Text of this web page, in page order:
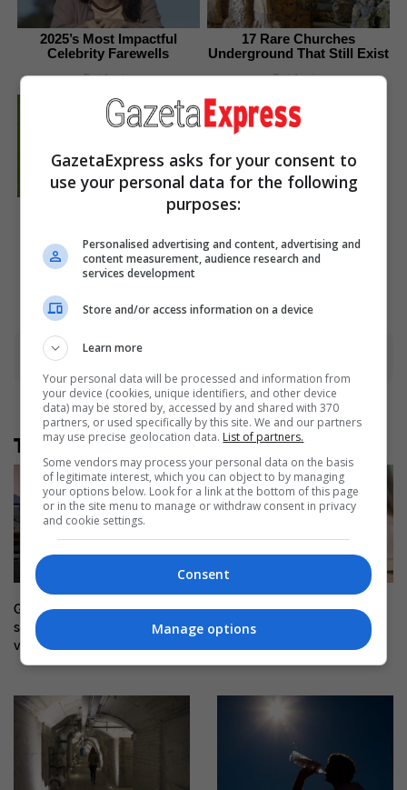
2025’s Most Impactful
Celebrity Farewells
Brainberries
17 Rare Churches
Underground That Still Exist
Brainberries
Think You Know FIFA 2026?
Brainberries
Remember This Kick-Ass
Star? See His Shocking
Brainberries
Të tjera nga rubrika
Gjithçka që dihet për
shpërthimin që dëmtoi një
veturë në Gjilan
43 punonjës në sektorin e
arsimit në Fushë-Kosovë tash
GazetaExpress asks for your consent to
use your personal data for the following
purposes:
Personalised advertising and content, advertising and
content measurement, audience research and
services development
Store and/or access information on a device
Learn more
Your personal data will be processed and information from
your device (cookies, unique identifiers, and other device
data) may be stored by, accessed by and shared with 370
partners, or used specifically by this site. We and our partners
may use precise geolocation data. List of partners.
Some vendors may process your personal data on the basis
of legitimate interest, which you can object to by managing
your options below. Look for a link at the bottom of this page
or in the site menu to manage or withdraw consent in privacy
and cookie settings.
Consent
Manage options